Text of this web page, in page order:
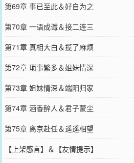
第69章 事已至此＆好自为之
第70章 一语成谶＆接二连三
第71章 真相大白＆揽了麻烦
第72章 琐事繁多＆姐妹情深
第73章 姐妹情深＆端阳归家
第74章 酒香醉人＆君子蒙尘
第75章 离京赴任＆遥遥相望
【上架感言】＆【友情提示】